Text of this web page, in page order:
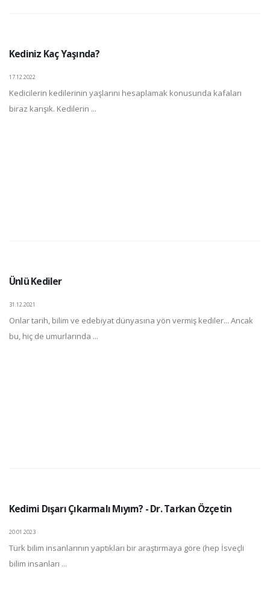
Kediniz Kaç Yaşında?
17.12.2022
Kedicilerin kedilerinin yaşlarını hesaplamak konusunda kafaları
biraz karışık. Kedilerin ...
Ünlü Kediler
31.12.2021
Onlar tarih, bilim ve edebiyat dünyasına yön vermiş kediler... Ancak
bu, hiç de umurlarında ...
Kedimi Dışarı Çıkarmalı Mıyım? - Dr. Tarkan Özçetin
20.01.2023
Türk bilim insanlarının yaptıkları bir araştırmaya göre (hep İsveçli
bilim insanları ...